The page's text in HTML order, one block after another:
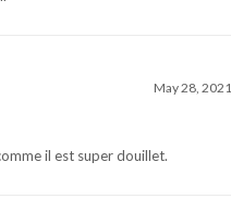
May 28, 2021
il est super douillet.